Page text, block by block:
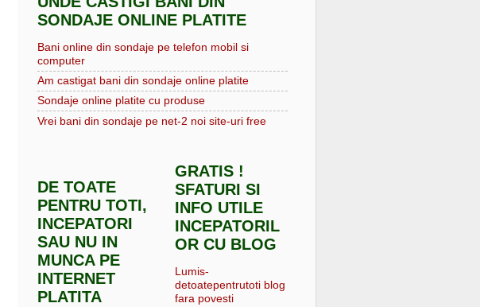
SONDAJE ONLINE PLATITE
Bani online din sondaje pe telefon mobil si
computer
Am castigat bani din sondaje online platite
Sondaje online platite cu produse
Vrei bani din sondaje pe net-2 noi site-uri free
DE TOATE
PENTRU TOTI,
INCEPATORI
SAU NU IN
MUNCA PE
INTERNET
PLATITA
GRATIS !
SFATURI SI
INFO UTILE
INCEPATORIL
OR CU BLOG
Lumis-
detoatepentrutoti blog
fara povesti